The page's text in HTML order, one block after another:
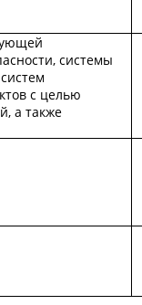
системы
с целью
а также